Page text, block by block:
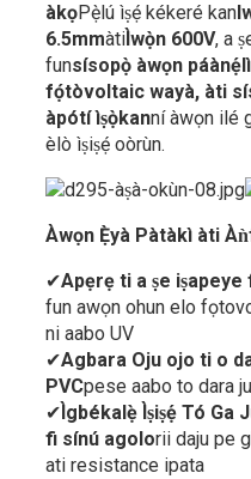
àkọPẹ̀lú ìṣẹ́ kékeré kan
6.5mmàtiÌwọ̀n 600V, a
funsísopọ̀ àwọn
fọ́tòvoltaic wayà, àti
àpótí ìṣọ̀kanní àwọn ilé
èlò ìṣiṣẹ́ oòrùn.
Àwọn Ẹ̀yà Pàtàkì àti
✔Apẹrẹ ti a ṣe
fun awọn ohun elo
ni aabo UV
✔Agbara Oju ojo ti o
PVCpese aabo to dara
✔Ìgbékalẹ̀ Ìṣiṣẹ́ Tó Ga
fi sínú agolorii daju pe
ati resistance ipata